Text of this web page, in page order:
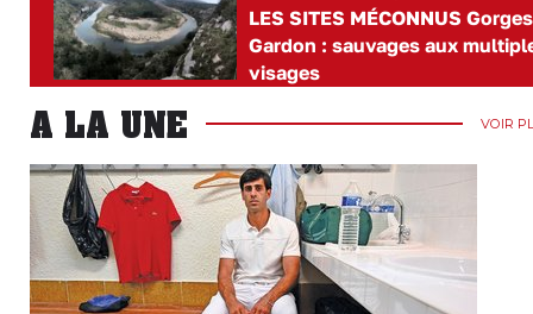
LES SITES MÉCONNUS
Gardon : sauvages aux
visages
A LA UNE VOIR